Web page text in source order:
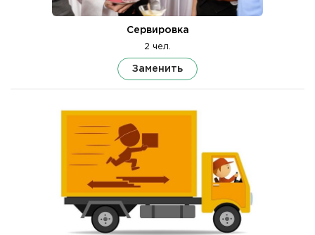
Сервировка
2 чел.
Заменить